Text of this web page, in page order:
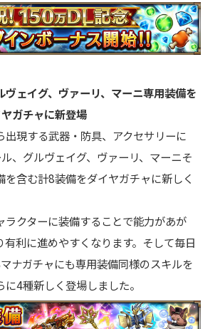
ェイグ、ヴァーリ、マーニ専用装備を
ガチャに新登場
出現する武器・防具、アクセサリーに
、グルヴェイグ、ヴァーリ、マーニそ
を含む計8装備をダイヤガチャに新しく
ラクターに装備することで能力があが
有利に進めやすくなります。そして毎日
ナガチャにも専用装備同様のスキルを
4種新しく登場しました。